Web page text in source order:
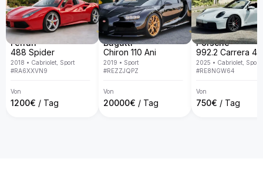
spezialisiert und bieten eine exklusive Fahrzeugflotte in ganz
Europa. Mit persönlichem Service, Lieferung direkt an deine
Wunschadresse, transparenten Mietbedingungen und der
Garantie, dass du genau das Fahrzeug erhältst, das du
gebucht hast – in perfektem Zustand.
Dein perfektes Fahrerlebnis wartet – buche deinen Aston
Martin Rapide noch heute!
Ferrari
488 Spider
2018 • Cabriolet, Sport
#RA6XXVN9
Von
1200€ / Tag
Bugatti
Chiron 110 Ani
2019 • Sport
#REZZJQPZ
Von
20000€ / Tag
Porsche
2025 • Cabriolet, Sport
#RE8NGW64
Von
750€ / Tag